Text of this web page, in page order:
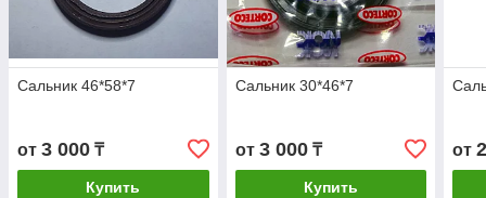
Сальник 46*58*7
от 3 000 ₸
Купить
Сальник 30*46*7
от 3 000₸
Купить
от